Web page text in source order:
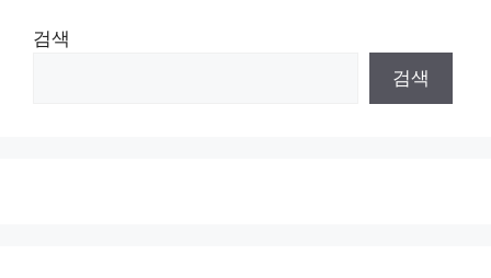
검색
검색